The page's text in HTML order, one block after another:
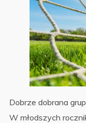
Dobrze dobrana
W młodszych